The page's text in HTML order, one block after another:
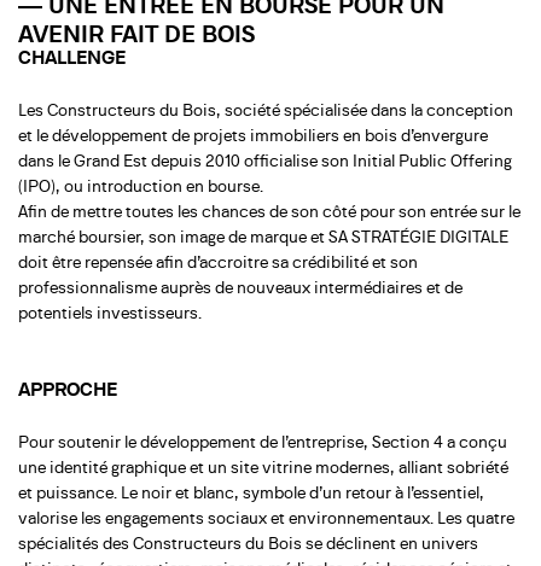
AVENIR FAIT DE BOIS
CHALLENGE
Les Constructeurs du Bois, société spécialisée dans la conception
et le développement de projets immobiliers en bois d’envergure
dans le Grand Est depuis 2010 officialise son Initial Public Offering
(IPO), ou introduction en bourse.
Afin de mettre toutes les chances de son côté pour son entrée sur le
marché boursier, son image de marque et SA STRATÉGIE DIGITALE
doit être repensée afin d’accroitre sa crédibilité et son
professionnalisme auprès de nouveaux intermédiaires et de
potentiels investisseurs.
APPROCHE
Pour soutenir le développement de l’entreprise, Section 4 a conçu
une identité graphique et un site vitrine modernes, alliant sobriété
et puissance. Le noir et blanc, symbole d’un retour à l’essentiel,
valorise les engagements sociaux et environnementaux. Les quatre
spécialités des Constructeurs du Bois se déclinent en univers